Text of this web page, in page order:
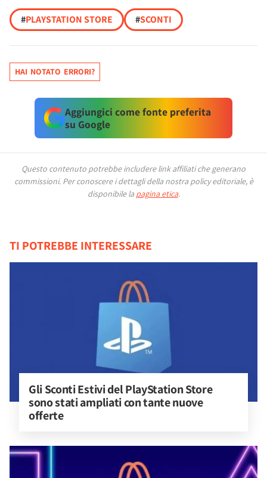
#PLAYSTATION STORE #SCONTI
HAI NOTATO ERRORI?
Aggiungici come fonte preferita
su Google
Questo contenuto potrebbe includere link affiliati che generano
commissioni. Per conoscere i dettagli della nostra policy editoriale, è
disponibile la pagina etica.
TI POTREBBE INTERESSARE
Gli Sconti Estivi del PlayStation Store
sono stati ampliati con tante nuove
offerte